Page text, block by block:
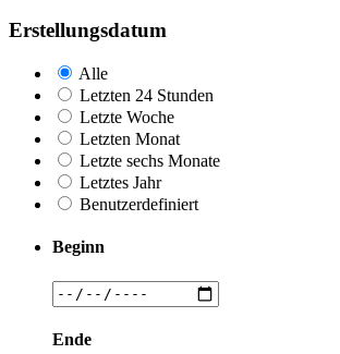
Erstellungsdatum
Alle
Letzten 24 Stunden
Letzte Woche
Letzten Monat
Letzte sechs Monate
Letztes Jahr
Benutzerdefiniert
Beginn
Ende